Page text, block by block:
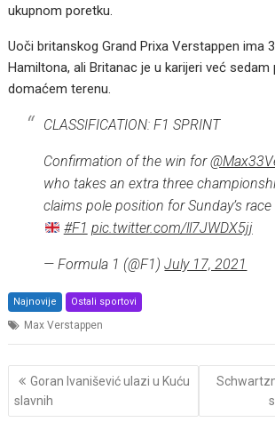
ukupnom poretku.
Uoči britanskog Grand Prixa Verstappen ima
Hamiltona, ali Britanac je u karijeri već sedam
domaćem terenu.
CLASSIFICATION: F1 SPRINT
Confirmation of the win for
who takes an extra three
claims pole position for Sunday’s race
#F1 pic.twitter.com/ll7JWDX5jj
— Formula 1 (@F1)July 17, 2021
Najnovije Ostali sportovi
Max Verstappen
Post
navigation
Goran Ivanišević ulazi u Kuću
slavnih